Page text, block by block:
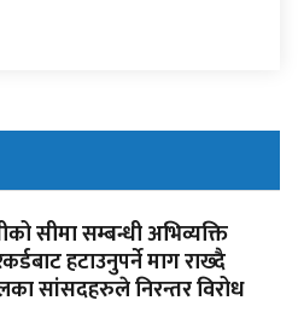
सीमा सम्बन्धी अभिव्यक्ति
हटाउनुपर्ने माग राख्दै
सांसदहरुले निरन्तर विरोध